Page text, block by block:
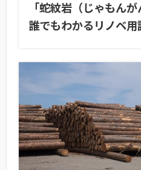
「蛇紋岩（じゃもん
誰でもわかるリノベ用